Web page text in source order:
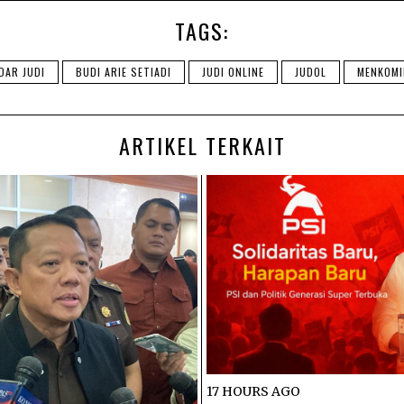
TAGS:
JUDI BUDI ARIE SETIADI JUDI ONLINE JUDOL
ARTIKEL TERKAIT
17 HOURS AGO